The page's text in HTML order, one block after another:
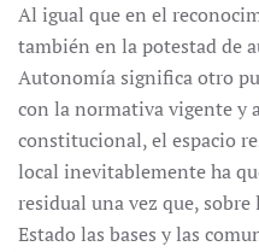
Al igual que en el
también en la potestad de
Autonomía significa otro
con la normativa vigente y
constitucional, el espacio
local inevitablemente ha
residual una vez que,
Estado las bases y las